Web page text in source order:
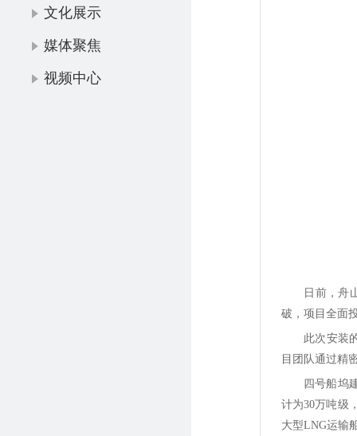
文化展示
媒体聚焦
视频中心
日前，舟
破，项目全面
此次安装
目团队通过精
四号船坞
计为30万吨级
大型LNG运输